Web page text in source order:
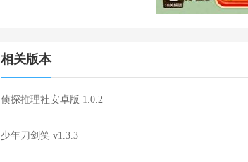
相关版本
侦探推理社安卓版 1.0.2
少年刀剑笑 v1.3.3